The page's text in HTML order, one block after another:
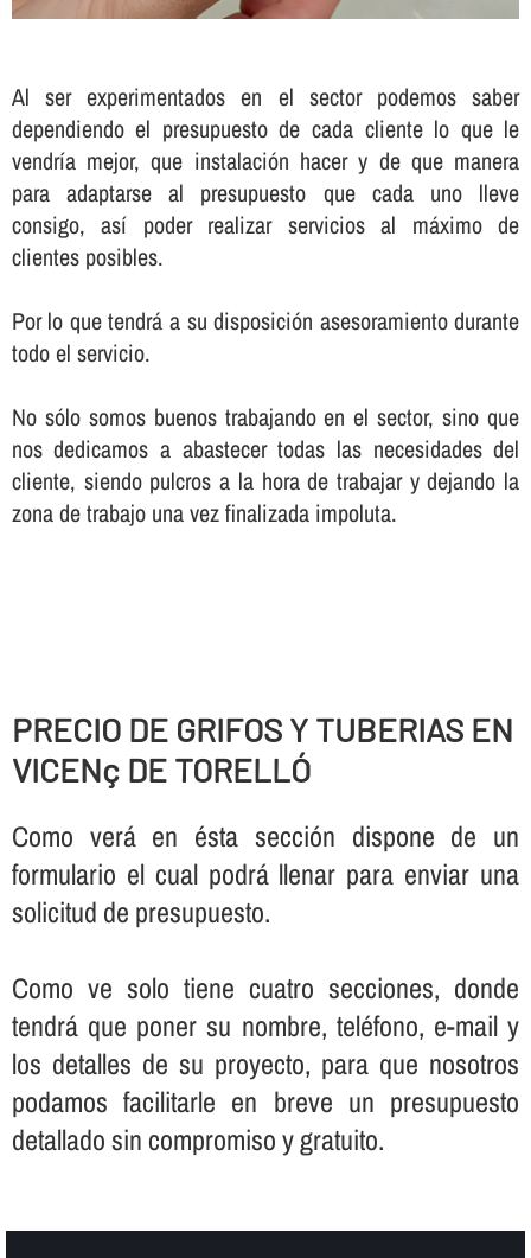
Al ser experimentados en el sector podemos saber
dependiendo el presupuesto de cada cliente lo que le
vendrí­a mejor, que instalación hacer y de que manera
para adaptarse al presupuesto que cada uno lleve
consigo, así­ poder realizar servicios al máximo de
clientes posibles.
Por lo que tendrá a su disposición asesoramiento durante
todo el servicio.
No sólo somos buenos trabajando en el sector, sino que
nos dedicamos a abastecer todas las necesidades del
cliente, siendo pulcros a la hora de trabajar y dejando la
zona de trabajo una vez finalizada impoluta.
PRECIO DE GRIFOS Y TUBERIAS EN
VICENç DE TORELLÓ
Como verá en ésta sección dispone de un
formulario el cual podrá llenar para enviar una
solicitud de presupuesto.
Como ve solo tiene cuatro secciones, donde
tendrá que poner su nombre, teléfono, e-mail y
los detalles de su proyecto, para que nosotros
podamos facilitarle en breve un presupuesto
detallado sin compromiso y gratuito.